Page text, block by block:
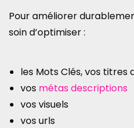
Pour améliorer
soin d’optimiser :
les Mots Clés, vos titres
vos métas descriptions
vos visuels
vos urls